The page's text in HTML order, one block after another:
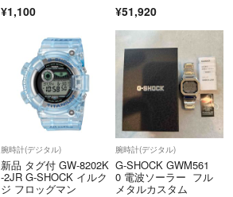
ルー新品未使用
¥1,100 ト付き Matte Black ア
ルミケース/Obsidia
ド ピクセルウォッ
チ グーグル 本体
¥51,920
腕時計(デジタル)
新品 タグ付 GW-8202K
-2JR G-SHOCK イルク
ジ フロッグマン
腕時計(デジタル)
G-SHOCK GWM561
0 電波ソーラー フル
メタルカスタム